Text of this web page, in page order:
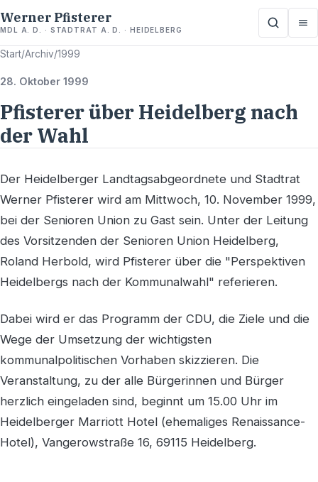
Werner Pfisterer
MDL A. D. · STADTRAT A. D. · HEIDELBERG
Start/Archiv/1999
28. Oktober 1999
Pfisterer über Heidelberg nach
der Wahl
Der Heidelberger Landtagsabgeordnete und Stadtrat
Werner Pfisterer wird am Mittwoch, 10. November 1999,
bei der Senioren Union zu Gast sein. Unter der Leitung
des Vorsitzenden der Senioren Union Heidelberg,
Roland Herbold, wird Pfisterer über die "Perspektiven
Heidelbergs nach der Kommunalwahl" referieren.
Dabei wird er das Programm der CDU, die Ziele und die
Wege der Umsetzung der wichtigsten
kommunalpolitischen Vorhaben skizzieren. Die
Veranstaltung, zu der alle Bürgerinnen und Bürger
herzlich eingeladen sind, beginnt um 15.00 Uhr im
Heidelberger Marriott Hotel (ehemaliges Renaissance-
Hotel), Vangerowstraße 16, 69115 Heidelberg.